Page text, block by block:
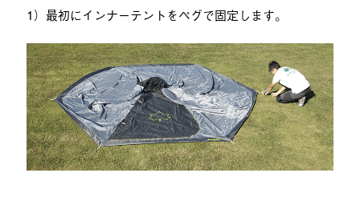
1）最初にインナーテントをペグで固定します。